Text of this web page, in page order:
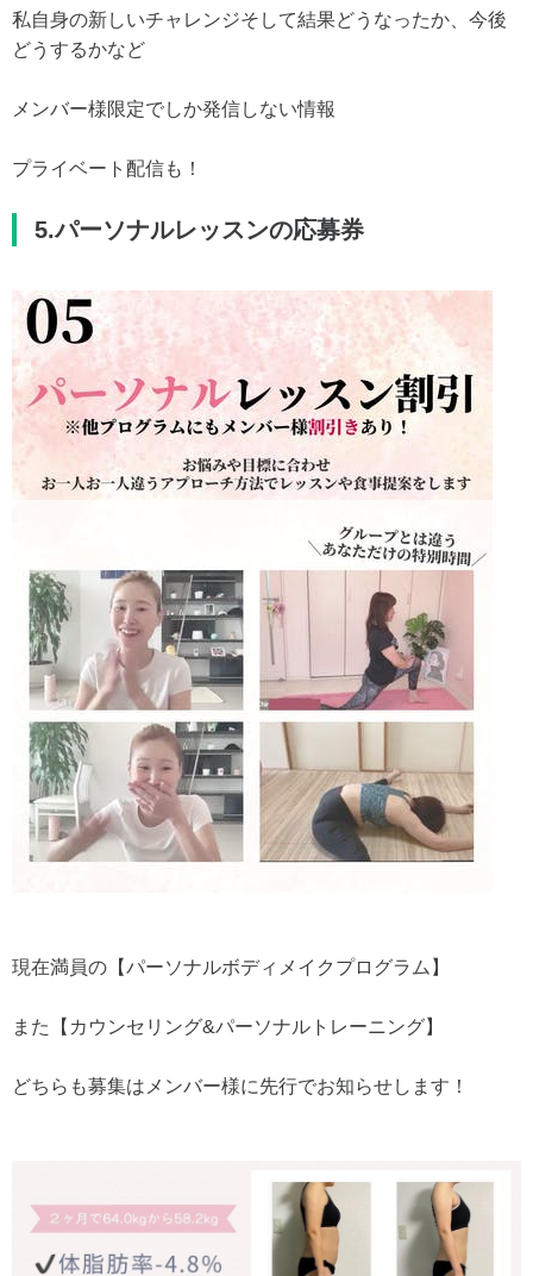
私自身の新しいチャレンジそして結果どうなったか、今後
どうするかなど
メンバー様限定でしか発信しない情報
プライベート配信も！
5.パーソナルレッスンの応募券
現在満員の【パーソナルボディメイクプログラム】
また【カウンセリング&パーソナルトレーニング】
どちらも募集はメンバー様に先行でお知らせします！